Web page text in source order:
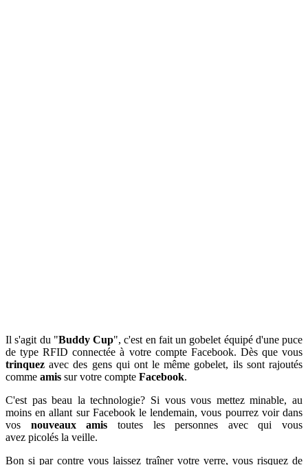
Il s'agit du "Buddy Cup", c'est en fait un gobelet équipé d'une puce
de type RFID connectée à votre compte Facebook. Dès que vous
trinquez avec des gens qui ont le même gobelet, ils sont rajoutés
comme amis sur votre compte Facebook.
C'est pas beau la technologie? Si vous vous mettez minable, au
moins en allant sur Facebook le lendemain, vous pourrez voir dans
vos nouveaux amis toutes les personnes avec qui vous
avez picolés la veille.
Bon si par contre vous laissez traîner votre verre, vous risquez de